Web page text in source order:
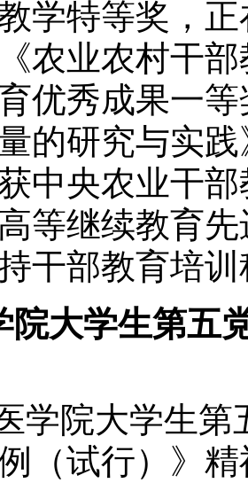
学特等奖，
农业农村干
优秀成果一
的研究与实
中央农业干
等继续教育
干部教育培
院大学生第五
学院大学生第
（试行）》